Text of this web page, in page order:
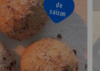
de
saison